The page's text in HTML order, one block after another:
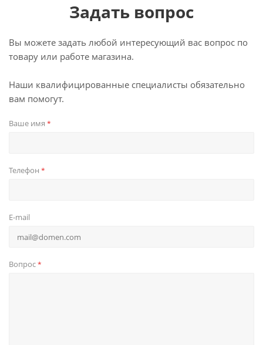
Задать вопрос
Вы можете задать любой интересующий вас вопрос по
товару или работе магазина.
Наши квалифицированные специалисты обязательно
вам помогут.
Ваше имя *
Телефон *
E-mail
Вопрос*